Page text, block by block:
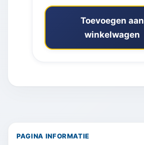
Toevoegen aan
winkelwagen
PAGINA INFORMATIE